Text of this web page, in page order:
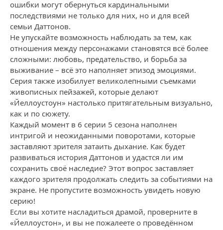
ошибки могут обернуться кардинальными
последствиями не только для них, но и для всей
семьи Даттонов.
Не упускайте возможность наблюдать за тем, как
отношения между персонажами становятся всё более
сложными: любовь, предательство, и борьба за
выживание – всё это наполняет эпизод эмоциями.
Серия также изобилует великолепными съемками
живописных пейзажей, которые делают
«Йеллоустоун» настолько притягательным визуально,
как и по сюжету.
Каждый момент в 6 серии 5 сезона наполнен
интригой и неожиданными поворотами, которые
заставляют зрителя затаить дыхание. Как будет
развиваться история Даттонов и удастся ли им
сохранить своё наследие? Этот вопрос заставляет
каждого зрителя продолжать следить за событиями на
экране. Не пропустите возможность увидеть новую
серию!
Если вы хотите насладиться драмой, проверните в
«Йеллоустон», и вы не пожалеете о проведённом